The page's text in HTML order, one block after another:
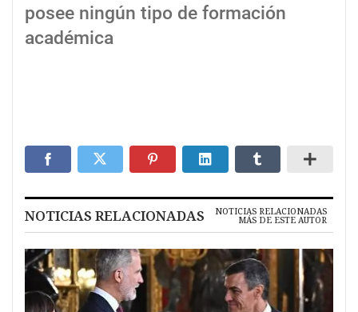
posee ningún tipo de formación
académica
NOTICIAS RELACIONADAS NOTICIAS RELACIONADAS
MÁS DE ESTE AUTOR